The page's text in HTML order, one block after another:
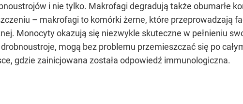
i nie tylko. Makrofagi degradują także obumarłe
– makrofagi to komórki żerne, które przeprowadzają
Monocyty okazują się niezwykle skuteczne w pełnieniu
mogą bez problemu przemieszczać się po
gdzie zainicjowana została odpowiedź immunologiczna.